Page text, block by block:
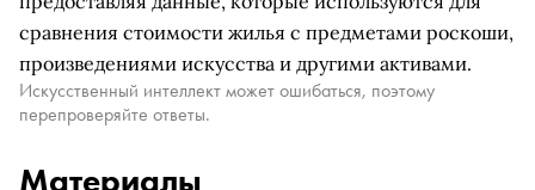
сравнения стоимости жилья с предметами роскоши,
произведениями искусства и другими активами.
Искусственный интеллект может ошибаться, поэтому
перепроверяйте ответы.
Материалы